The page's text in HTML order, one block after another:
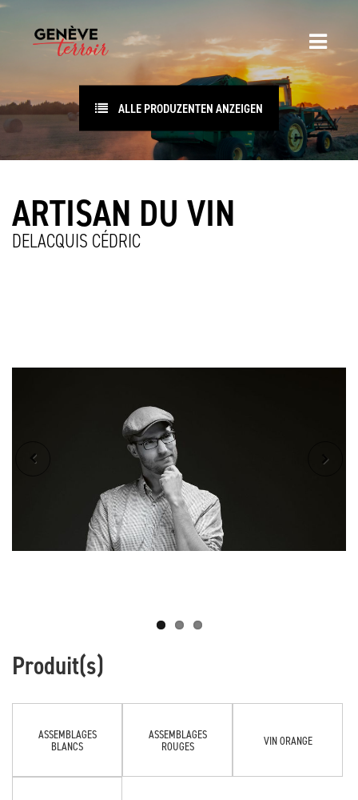
ALLE PRODUZENTEN ANZEIGEN
ARTISAN DU VIN
DELACQUIS CÉDRIC
Produit(s)
ASSEMBLAGES
BLANCS
ASSEMBLAGES
ROUGES
VIN ORANGE